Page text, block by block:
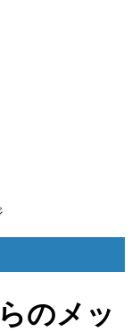
のメッ